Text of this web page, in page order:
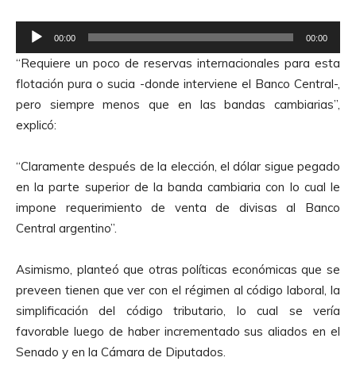
e
p
r
o
d
t
o
r
e
A
u
d
i
00:00 00:00
“Requiere un poco de reservas internacionales para esta
flotación pura o sucia -donde interviene el Banco Central-,
pero siempre menos que en las bandas cambiarias”,
explicó:
“Claramente después de la elección, el dólar sigue pegado
en la parte superior de la banda cambiaria con lo cual le
impone requerimiento de venta de divisas al Banco
Central argentino”.
Asimismo, planteó que otras políticas económicas que se
preveen tienen que ver con el régimen al código laboral, la
simplificación del código tributario, lo cual se vería
favorable luego de haber incrementado sus aliados en el
Senado y en la Cámara de Diputados.